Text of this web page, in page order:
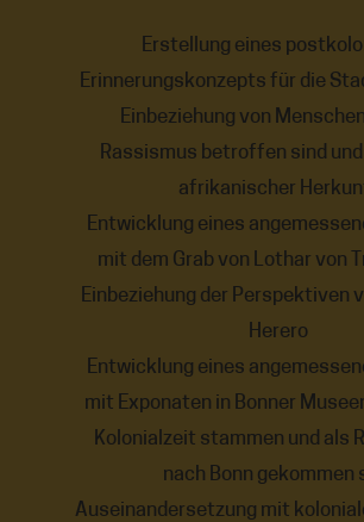
Erstellung eines
Erinnerungskonzepts für die
Einbeziehung von
Rassismus betroffen sind
afrikanischer
Entwicklung eines
mit dem Grab von Lothar von
Einbeziehung der Perspektiven
Herero
Entwicklung eines
mit Exponaten in Bonner
Kolonialzeit stammen und als
nach Bonn gekommen
Auseinandersetzung mit